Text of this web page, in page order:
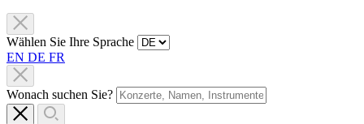
Wählen Sie Ihre Sprache
EN DE FR
Wonach suchen Sie?